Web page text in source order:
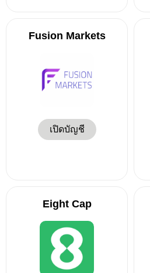
Fusion Markets
เปิดบัญชี
Eight Cap